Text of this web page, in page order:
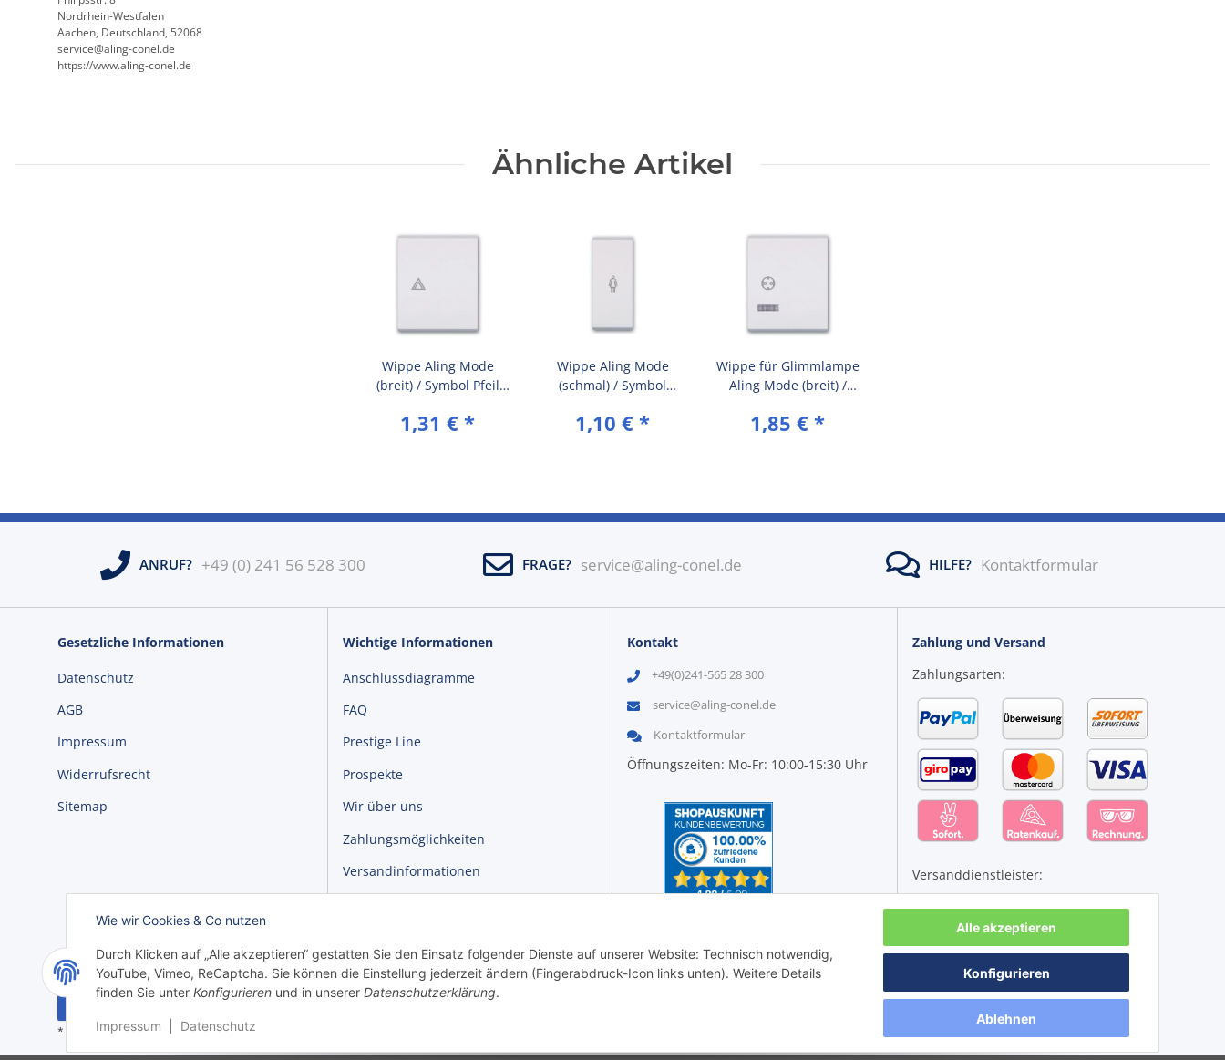
Alle akzeptieren
Konfigurieren
Ablehnen
Wie wir Cookies & Co nutzen
Durch Klicken auf „Alle akzeptieren“ gestatten Sie den Einsatz folgender Dienste auf unserer Website: Technisch notwendig,
YouTube, Vimeo, ReCaptcha. Sie können die Einstellung jederzeit ändern (Fingerabdruck-Icon links unten). Weitere Details
finden Sie unter Konfigurieren und in unserer Datenschutzerklärung.
Impressum Datenschutz
Nordrhein-Westfalen
Aachen, Deutschland, 52068
service@aling-conel.de
https://www.aling-conel.de
Ähnliche Artikel
Wippe Aling Mode
(breit) / Symbol Pfeil
1,31 € *
Wippe Aling Mode
(schmal) / Symbol
(RAL 9003)
1,10 € *
Wippe für Glimmlampe
Aling Mode (breit) /
(RAL 9003)
1,85 € *
ANRUF? +49 (0) 241 56 528 300 FRAGE? service@aling-conel.de HILFE? Kontaktformular
Gesetzliche Informationen
Datenschutz
AGB
Impressum
Widerrufsrecht
Sitemap
Wichtige Informationen
Anschlussdiagramme
FAQ
Prestige Line
Prospekte
Wir über uns
Zahlungsmöglichkeiten
Versandinformationen
Kontakt
+49(0)241-565 28 300
service@aling-conel.de
Kontaktformular
Öffnungszeiten: Mo-Fr: 10:00-15:30 Uhr
Zahlung und Versand
Zahlungsarten:
Versanddienstleister:
Vertrag widerrufen
* Alle Preise inkl. gesetzlicher USt., zzgl.